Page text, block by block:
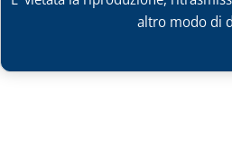
altro modo di